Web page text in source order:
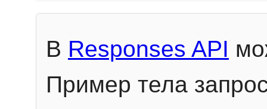
В Responses API
Пример тела